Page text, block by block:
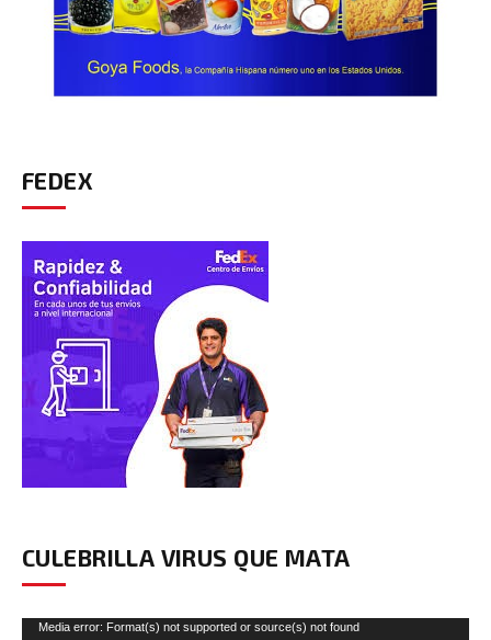
FEDEX
CULEBRILLA VIRUS QUE MATA
Reproductor
Media error: Format(s) not supported or source(s) not found